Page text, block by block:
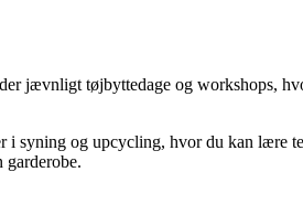
jævnligt tøjbyttedage og workshops,
syning og upcycling, hvor du kan lære
garderobe.